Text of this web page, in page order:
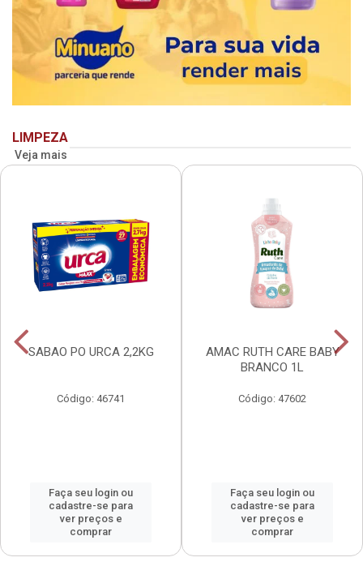
LIMPEZA
Veja mais
SABAO PO URCA 2,2KG
Código: 46741
Faça seu login ou
cadastre-se para
ver preços e
comprar
AMAC RUTH CARE BABY
BRANCO 1L
Código: 47602
Faça seu login ou
cadastre-se para
ver preços e
comprar